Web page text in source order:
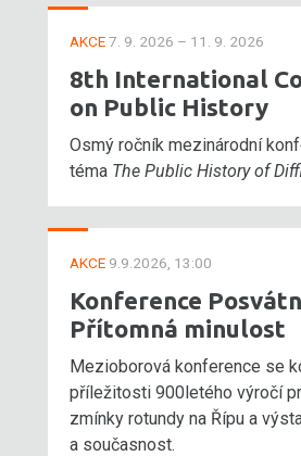
AKCE7. 9. 2026 – 11. 9. 2026
8th International
on Public History
Osmý ročník mezinárodní
téma The Public History of
AKCE 9.9.2026, 13:00
Konference
Přítomná minulost
Mezioborová konference se
příležitosti 900letého výročí
zmínky rotundy na Řípu a
a současnost.